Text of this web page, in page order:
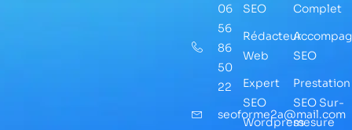
06
56
86
50
22
seoforme2a@mail.com
SEO
Rédacteur
Web
Expert
SEO
Wordpress
Complet
SEO
Prestation
SEO Sur-
mesure